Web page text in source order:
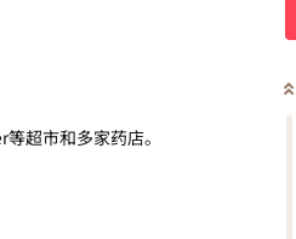
超市和多家药店。